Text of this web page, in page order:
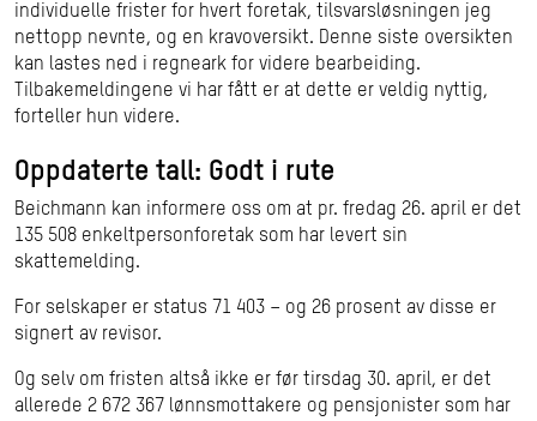
individuelle frister for hvert foretak, tilsvarsløsningen jeg
nettopp nevnte, og en kravoversikt. Denne siste oversikten
kan lastes ned i regneark for videre bearbeiding.
Tilbakemeldingene vi har fått er at dette er veldig nyttig,
forteller hun videre.
Oppdaterte tall: Godt i rute
Beichmann kan informere oss om at pr. fredag 26. april er det
135 508 enkeltpersonforetak som har levert sin
skattemelding.
For selskaper er status 71 403 – og 26 prosent av disse er
signert av revisor.
Og selv om fristen altså ikke er før tirsdag 30. april, er det
allerede 2 672 367 lønnsmottakere og pensjonister som har